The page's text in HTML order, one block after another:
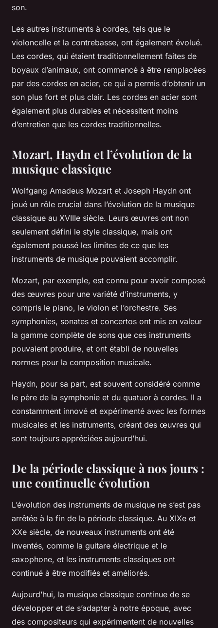
son.
Les autres instruments à cordes, tels que le
violoncelle et la contrebasse, ont également évolué.
Les cordes, qui étaient traditionnellement faites de
boyaux d’animaux, ont commencé à être remplacées
par des cordes en acier, ce qui a permis d’obtenir un
son plus fort et plus clair. Les cordes en acier sont
également plus durables et nécessitent moins
d’entretien que les cordes traditionnelles.
Mozart, Haydn et l’évolution de la
musique classique
Wolfgang Amadeus Mozart et Joseph Haydn ont
joué un rôle crucial dans l’évolution de la musique
classique au XVIIIe siècle. Leurs œuvres ont non
seulement défini le style classique, mais ont
également poussé les limites de ce que les
instruments de musique pouvaient accomplir.
Mozart, par exemple, est connu pour avoir composé
des œuvres pour une variété d’instruments, y
compris le piano, le violon et l’orchestre. Ses
symphonies, sonates et concertos ont mis en valeur
la gamme complète de sons que ces instruments
pouvaient produire, et ont établi de nouvelles
normes pour la composition musicale.
Haydn, pour sa part, est souvent considéré comme
le père de la symphonie et du quatuor à cordes. Il a
constamment innové et expérimenté avec les formes
musicales et les instruments, créant des œuvres qui
sont toujours appréciées aujourd’hui.
De la période classique à nos jours :
une continuelle évolution
L’évolution des instruments de musique ne s’est pas
arrêtée à la fin de la période classique. Au XIXe et
XXe siècle, de nouveaux instruments ont été
inventés, comme la guitare électrique et le
saxophone, et les instruments classiques ont
continué à être modifiés et améliorés.
Aujourd’hui, la musique classique continue de se
développer et de s’adapter à notre époque, avec
des compositeurs qui expérimentent de nouvelles